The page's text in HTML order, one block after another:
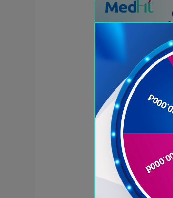
Công dụng
Không chỉ là loại
năng cho cơ thể
Tăng